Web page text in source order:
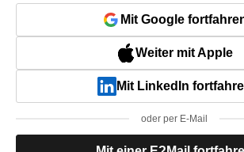
Mit Google
Weiter mit Apple
Mit LinkedIn
oder per E-Mail